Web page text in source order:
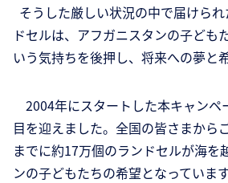
そうした厳しい状況の中で届けら
ドセルは、アフガニスタンの子ども
いう気持ちを後押し、将来への夢と
2004年にスタートした本キャンペ
目を迎えました。全国の皆さまから
までに約17万個のランドセルが海を
ンの子どもたちの希望となっています